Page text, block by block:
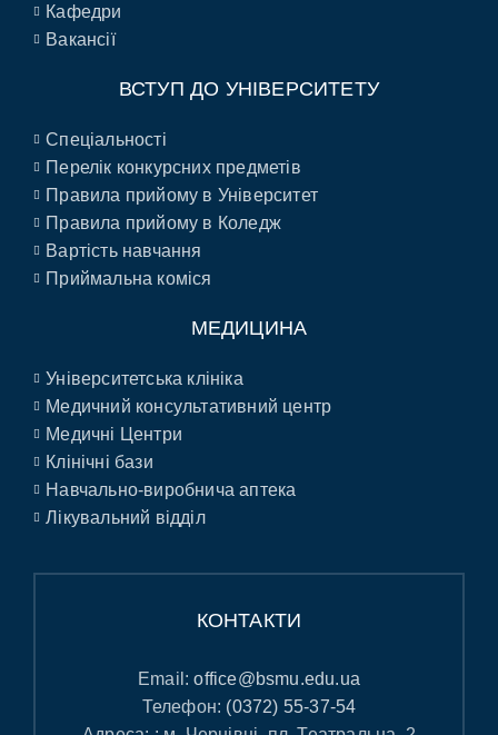
Кафедри
Вакансії
ВСТУП ДО УНІВЕРСИТЕТУ
Спеціальності
Перелік конкурсних предметів
Правила прийому в Університет
Правила прийому в Коледж
Вартість навчання
Приймальна коміся
МЕДИЦИНА
Університетська клініка
Медичний консультативний центр
Медичні Центри
Клінічні бази
Навчально-виробнича аптека
Лікувальний відділ
КОНТАКТИ
Email:office@bsmu.edu.ua
Телефон: (0372) 55-37-54